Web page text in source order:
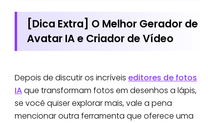
[Dica Extra] O Melhor Gerador de
Avatar IA e Criador de Vídeo
Depois de discutir os incríveis editores de fotos
IAque transformam fotos em desenhos a lápis,
se você quiser explorar mais, vale a pena
mencionar outra ferramenta que oferece uma